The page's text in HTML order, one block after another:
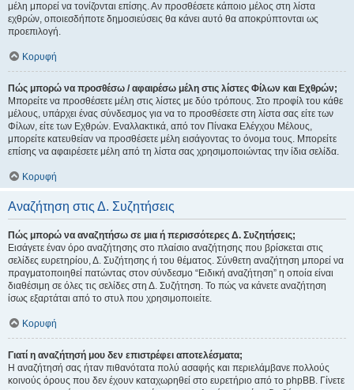
μέλη μπορεί να τονίζονται επίσης. Αν προσθέσετε κάποιο μέλος στη λίστα
εχθρών, οποιεσδήποτε δημοσιεύσεις θα κάνει αυτό θα αποκρύπτονται ως
προεπιλογή.
Κορυφή
Πώς μπορώ να προσθέσω / αφαιρέσω μέλη στις λίστες Φίλων και Εχθρών;
Μπορείτε να προσθέσετε μέλη στις λίστες με δύο τρόπους. Στο προφίλ του κάθε
μέλους, υπάρχει ένας σύνδεσμος για να το προσθέσετε στη λίστα σας είτε των
Φίλων, είτε των Εχθρών. Εναλλακτικά, από τον Πίνακα Ελέγχου Μέλους,
μπορείτε κατευθείαν να προσθέσετε μέλη εισάγοντας το όνομα τους. Μπορείτε
επίσης να αφαιρέσετε μέλη από τη λίστα σας χρησιμοποιώντας την ίδια σελίδα.
Κορυφή
Αναζήτηση στις Δ. Συζητήσεις
Πώς μπορώ να αναζητήσω σε μια ή περισσότερες Δ. Συζητήσεις;
Εισάγετε έναν όρο αναζήτησης στο πλαίσιο αναζήτησης που βρίσκεται στις
σελίδες ευρετηρίου, Δ. Συζήτησης ή του θέματος. Σύνθετη αναζήτηση μπορεί να
πραγματοποιηθεί πατώντας στον σύνδεσμο “Ειδική αναζήτηση” η οποία είναι
διαθέσιμη σε όλες τις σελίδες στη Δ. Συζήτηση. Το πώς να κάνετε αναζήτηση
ίσως εξαρτάται από το στυλ που χρησιμοποιείτε.
Κορυφή
Γιατί η αναζήτησή μου δεν επιστρέφει αποτελέσματα;
Η αναζήτησή σας ήταν πιθανότατα πολύ ασαφής και περιελάμβανε πολλούς
κοινούς όρους που δεν έχουν καταχωρηθεί στο ευρετήριο από το phpBB. Γίνετε